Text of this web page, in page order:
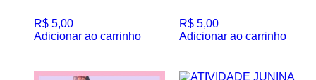
R$ 5,00
Adicionar ao carrinho
R$ 5,00
Adicionar ao carrinho